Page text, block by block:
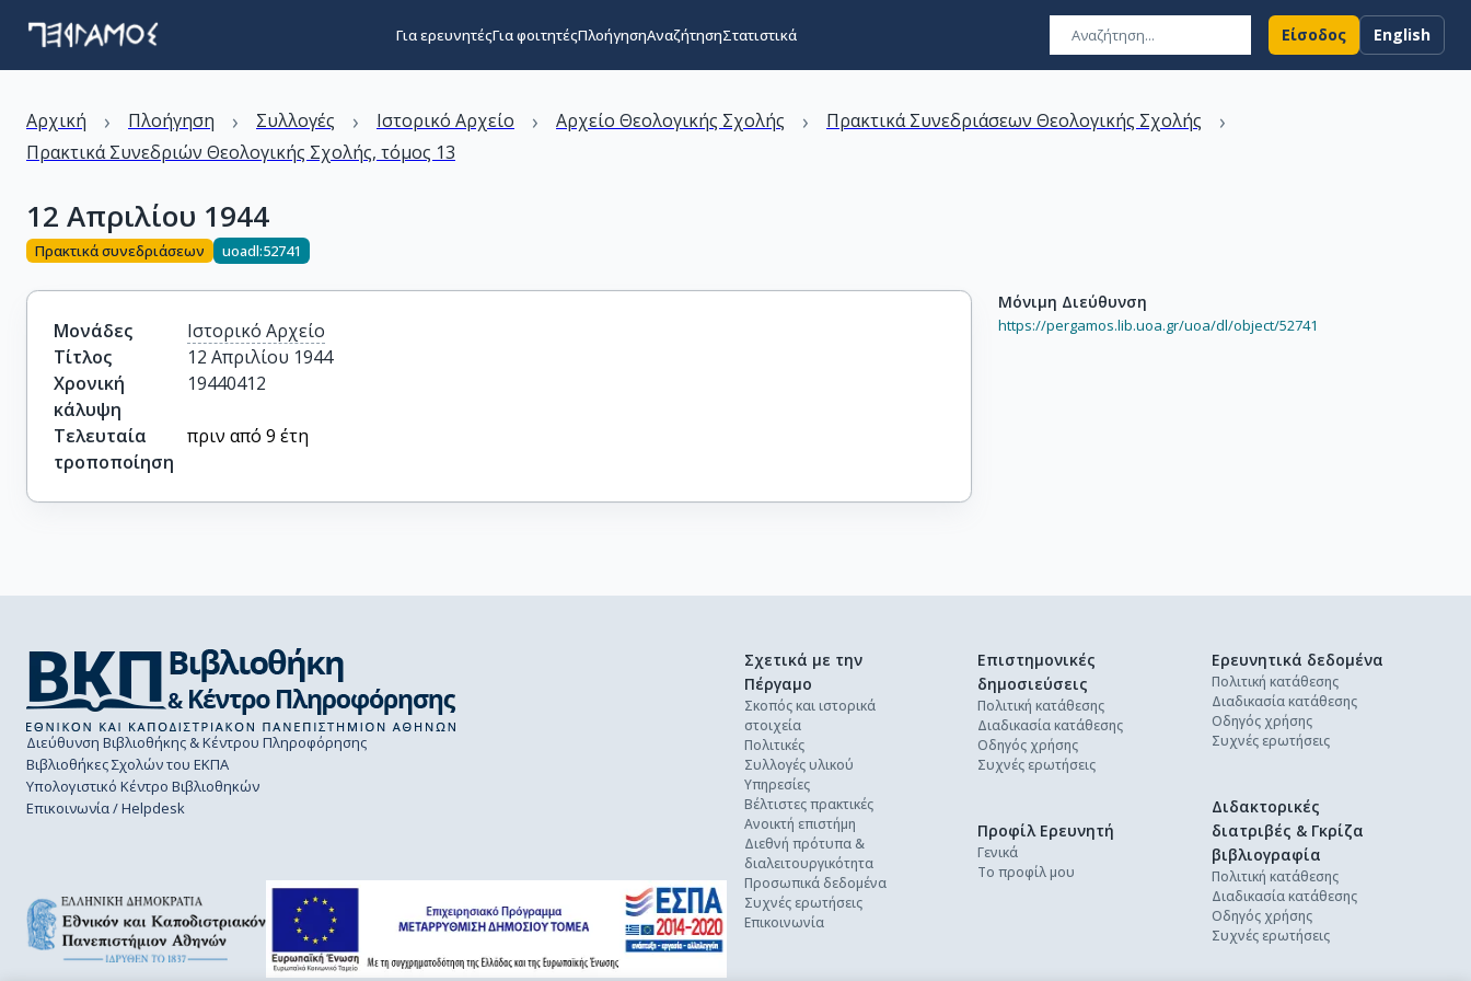
Για ερευνητέςΓια φοιτητέςΠλοήγησηΑναζήτησηΣτατιστικά Είσοδος English
Αρχική › Πλοήγηση › Συλλογές › Ιστορικό Αρχείο › Αρχείο Θεολογικής Σχολής › Πρακτικά Συνεδριάσεων Θεολογικής Σχολής ›
Πρακτικά Συνεδριών Θεολογικής Σχολής, τόμος 13
12 Απριλίου 1944
Πρακτικά συνεδριάσεων uoadl:52741
Μονάδες
Ιστορικό Αρχείο
Τίτλος
12 Απριλίου 1944
Χρονική
κάλυψη
19440412
Τελευταία
τροποποίηση
πριν από 9 έτη
Μόνιμη Διεύθυνση
https://pergamos.lib.uoa.gr/uoa/dl/object/52741
Διεύθυνση Βιβλιοθήκης & Κέντρου Πληροφόρησης
Βιβλιοθήκες Σχολών του ΕΚΠΑ
Υπολογιστικό Κέντρο Βιβλιοθηκών
Επικοινωνία / Helpdesk
Σχετικά με την
Πέργαμο
Σκοπός και ιστορικά
στοιχεία
Πολιτικές
Συλλογές υλικού
Υπηρεσίες
Βέλτιστες πρακτικές
Ανοικτή επιστήμη
Διεθνή πρότυπα &
διαλειτουργικότητα
Προσωπικά δεδομένα
Συχνές ερωτήσεις
Επικοινωνία
Επιστημονικές
δημοσιεύσεις
Πολιτική κατάθεσης
Διαδικασία κατάθεσης
Οδηγός χρήσης
Συχνές ερωτήσεις
Ερευνητικά δεδομένα
Πολιτική κατάθεσης
Διαδικασία κατάθεσης
Οδηγός χρήσης
Συχνές ερωτήσεις
Διδακτορικές
διατριβές & Γκρίζα
βιβλιογραφία
Πολιτική κατάθεσης
Διαδικασία κατάθεσης
Οδηγός χρήσης
Συχνές ερωτήσεις
Προφίλ Ερευνητή
Γενικά
Το προφίλ μου